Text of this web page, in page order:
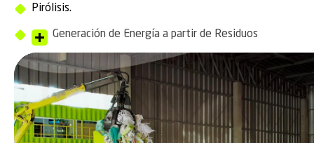
Pirólisis.
Generación de Energía a partir de Residuos